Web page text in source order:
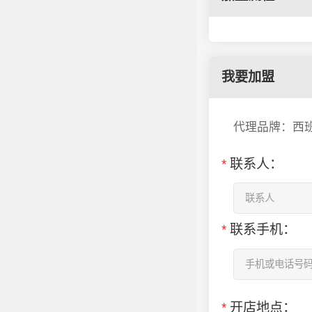
我要加盟
代理品牌：西
* 联系人：
* 联系手机：
* 开店地点：